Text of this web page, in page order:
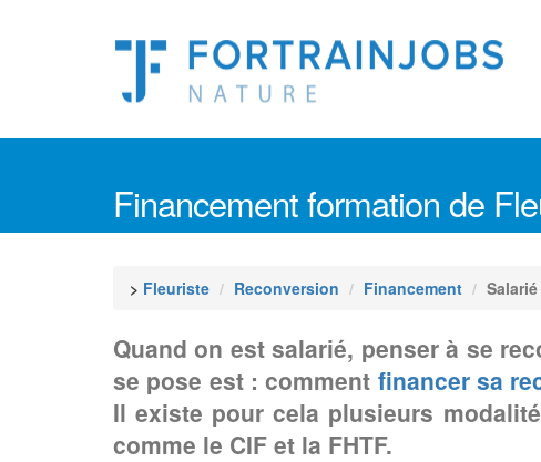
Financement formation de
> Fleuriste Reconversion Financement Salarié
Quand on est salarié, penser à se
se pose est : comment financer sa
Il existe pour cela plusieurs
comme le CIF et la FHTF.